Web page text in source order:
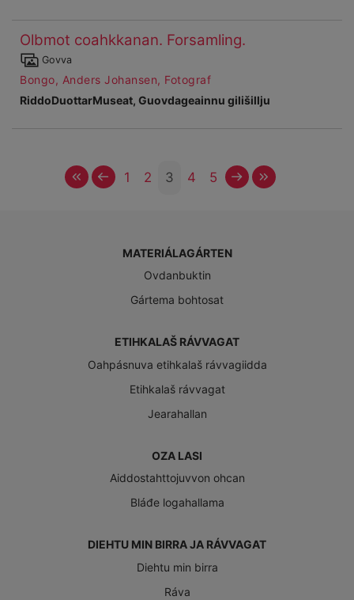
Ohcanboađus
60
Olbmot coahkkanan. Forsamling.
Čájet
dieđuid
Govva
Bongo, Anders Johansen, Fotograf
RiddoDuottarMuseat, Guovdageainnu gilišillju
Vuosttaš
Ovddit
1 2 3 4 5 Čuovvovaš
Maŋemus
MATERIÁLAGÁRTEN
Ovdanbuktin
Gártema bohtosat
ETIHKALAŠ RÁVVAGAT
Oahpásnuva etihkalaš rávvagiidda
Etihkalaš rávvagat
Jearahallan
OZA LASI
Aiddostahttojuvvon ohcan
Bláđe logahallama
DIEHTU MIN BIRRA JA RÁVVAGAT
Diehtu min birra
Ráva